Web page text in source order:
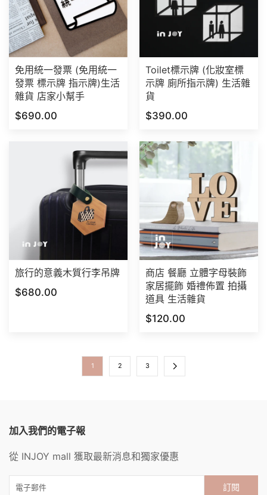
免用統一發票 (免用統一
發票 標示牌 指示牌)生活
雜貨 店家小幫手
$690.00
Toilet標示牌 (化妝室標
示牌 廁所指示牌) 生活雜
貨
$390.00
旅行的意義木質行李吊牌
$680.00
商店 餐廳 立體字母裝飾
家居擺飾 婚禮佈置 拍攝
道具 生活雜貨
$120.00
1 2 3
加入我們的電子報
從 INJOY mall 獲取最新消息和獨家優惠
訂閱